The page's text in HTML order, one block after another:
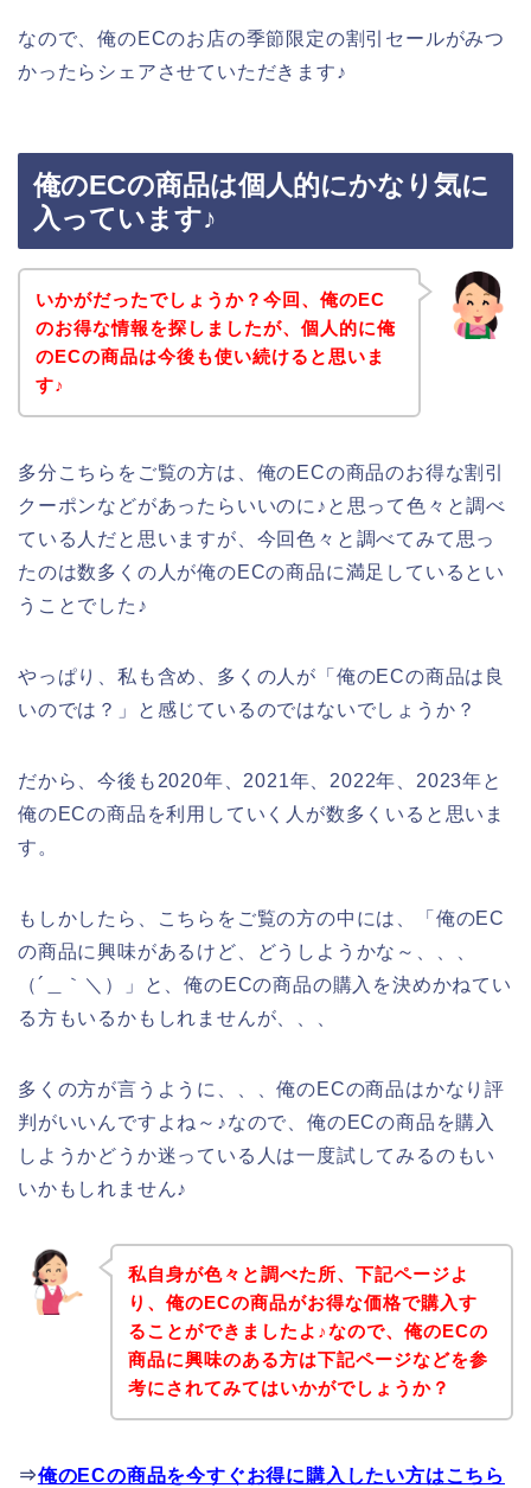
なので、俺のECのお店の季節限定の割引セールがみつ
かったらシェアさせていただきます♪
俺のECの商品は個人的にかなり気に
入っています♪
いかがだったでしょうか？今回、俺のEC
のお得な情報を探しましたが、個人的に俺
のECの商品は今後も使い続けると思いま
す♪
多分こちらをご覧の方は、俺のECの商品のお得な割引
クーポンなどがあったらいいのに♪と思って色々と調べ
ている人だと思いますが、今回色々と調べてみて思っ
たのは数多くの人が俺のECの商品に満足しているとい
うことでした♪
やっぱり、私も含め、多くの人が「俺のECの商品は良
いのでは？」と感じているのではないでしょうか？
だから、今後も2020年、2021年、2022年、2023年と
俺のECの商品を利用していく人が数多くいると思いま
す。
もしかしたら、こちらをご覧の方の中には、「俺のEC
の商品に興味があるけど、どうしようかな～、、、
（´＿｀＼）」と、俺のECの商品の購入を決めかねてい
る方もいるかもしれませんが、、、
多くの方が言うように、、、俺のECの商品はかなり評
判がいいんですよね～♪なので、俺のECの商品を購入
しようかどうか迷っている人は一度試してみるのもい
いかもしれません♪
私自身が色々と調べた所、下記ページよ
り、俺のECの商品がお得な価格で購入す
ることができましたよ♪なので、俺のECの
商品に興味のある方は下記ページなどを参
考にされてみてはいかがでしょうか？
⇒俺のECの商品を今すぐお得に購入したい方はこちら